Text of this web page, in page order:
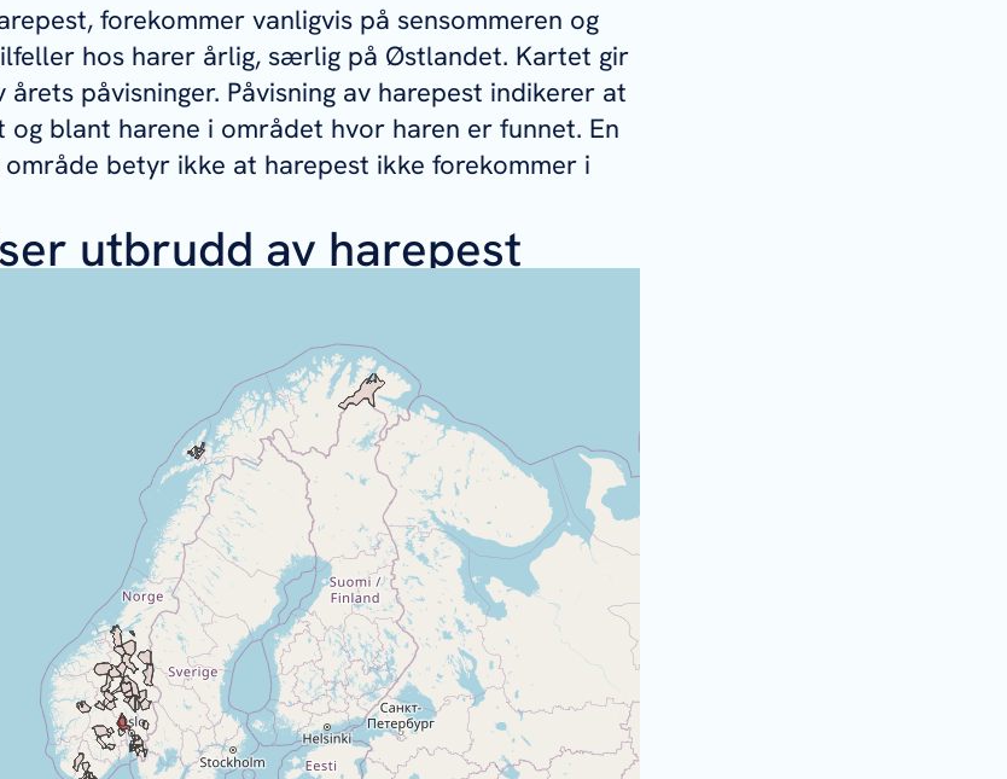
forekommer vanligvis på sensommeren og
hos harer årlig, særlig på Østlandet. Kartet gir
påvisninger. Påvisning av harepest indikerer at
blant harene i området hvor haren er funnet. En
betyr ikke at harepest ikke forekommer i
utbrudd av harepest